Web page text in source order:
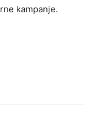
kampanje.